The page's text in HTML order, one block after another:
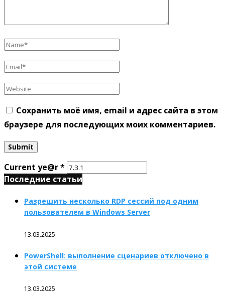
Сохранить моё имя, email и адрес сайта в этом
браузере для последующих моих комментариев.
Current ye@r*
Последние статьи
Разрешить несколько RDP сессий под одним
пользователем в Windows Server
13.03.2025
PowerShell: выполнение сценариев отключено в
этой системе
13.03.2025